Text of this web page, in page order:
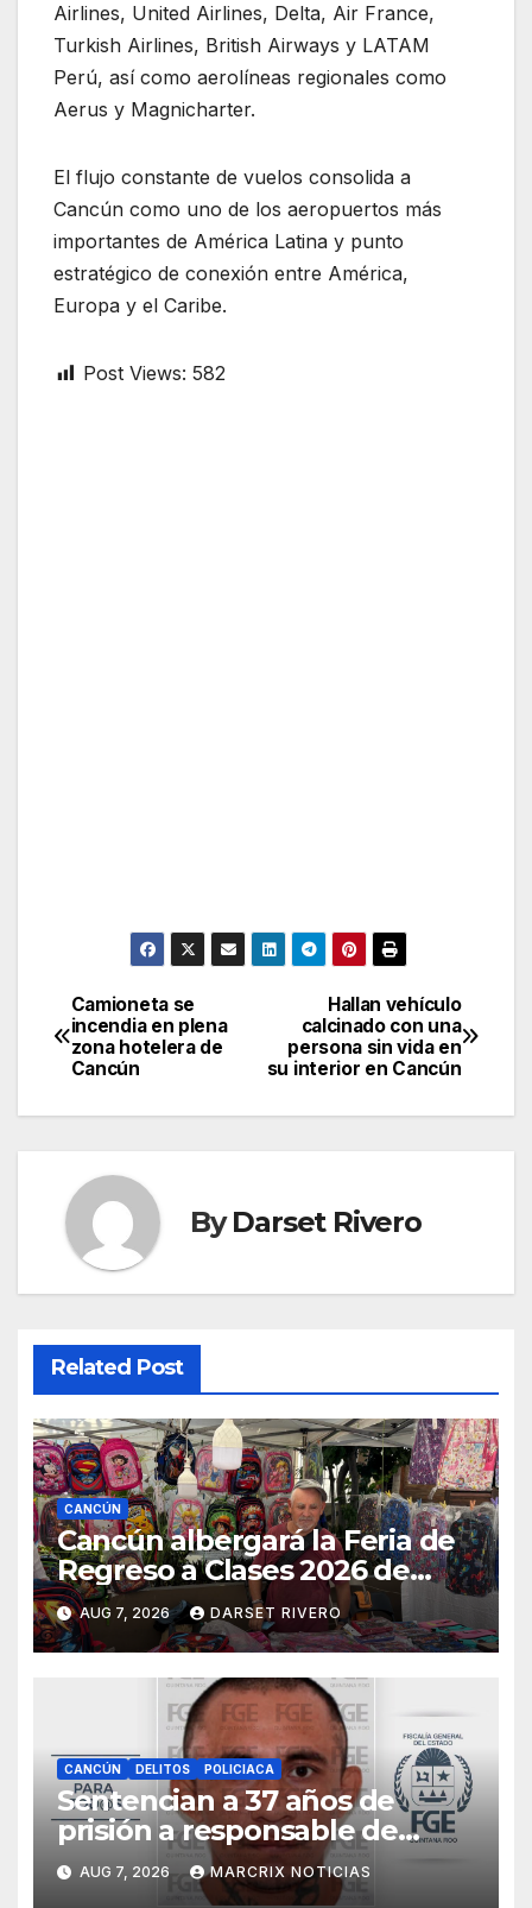
Airlines, United Airlines, Delta, Air France,
Turkish Airlines, British Airways y LATAM
Perú, así como aerolíneas regionales como
Aerus y Magnicharter.
El flujo constante de vuelos consolida a
Cancún como uno de los aeropuertos más
importantes de América Latina y punto
estratégico de conexión entre América,
Europa y el Caribe.
Post Views: 582
Post
navigation
Hallan vehículo
calcinado con una
persona sin vida en
su interior en Cancún
Camioneta se
incendia en plena
zona hotelera de
Cancún
ByDarset Rivero
Related Post
CANCÚN
Cancún albergará la Feria de
Regreso a Clases 2026 de
Profeco del 14 al 16 de agosto
AUG 7, 2026 DARSET RIVERO
CANCÚN DELITOS POLICIACA
Sentencian a 37 años de
prisión a responsable de
matar a una mujer cubana en
Cancún
AUG 7, 2026 MARCRIX NOTICIAS